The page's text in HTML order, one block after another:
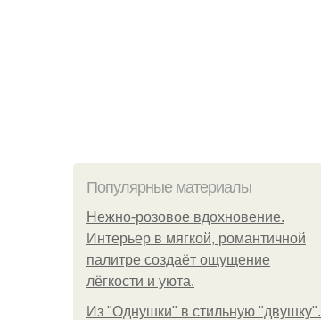
Популярные материалы
Нежно-розовое вдохновение.
Интерьер в мягкой, романтичной
палитре создаёт ощущение
лёгкости и уюта.
Из "Однушки" в стильную "двушку".